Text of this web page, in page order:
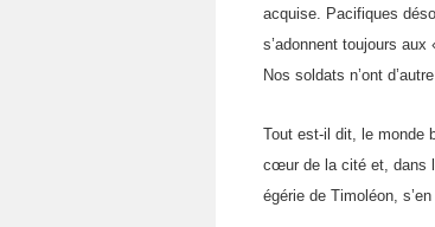
acquise. Pacifiques
s’adonnent toujours
Nos soldats n’ont
Tout est-il dit, le monde
cœur de la cité et, dans
égérie de Timoléon,